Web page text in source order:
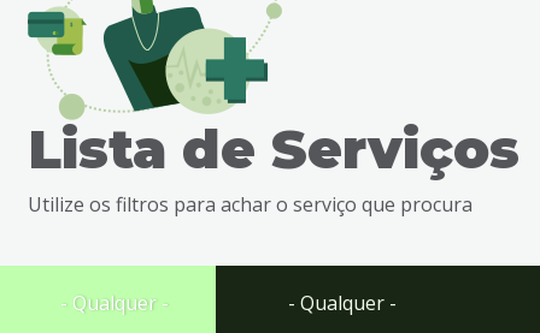
busca
Ir
Lista de Serviços
Utilize os filtros para achar o serviço que procura
- Qualquer - - Qualquer -